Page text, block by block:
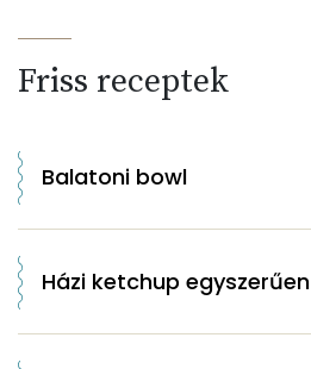
Friss receptek
Balatoni bowl
Házi ketchup egyszerűen